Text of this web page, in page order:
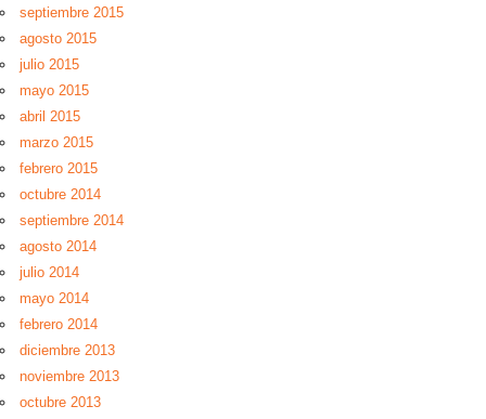
septiembre 2015
agosto 2015
julio 2015
mayo 2015
abril 2015
marzo 2015
febrero 2015
octubre 2014
septiembre 2014
agosto 2014
julio 2014
mayo 2014
febrero 2014
diciembre 2013
noviembre 2013
octubre 2013